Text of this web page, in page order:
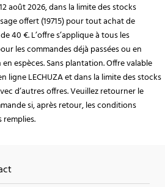
août 2026, dans la limite des stocks
offert (19715) pour tout achat de
40 €. L’offre s’applique à tous les
les commandes déjà passées ou en
espèces. Sans plantation. Offre valable
ligne LECHUZA et dans la limite des stocks
d’autres offres. Veuillez retourner le
si, après retour, les conditions
remplies.